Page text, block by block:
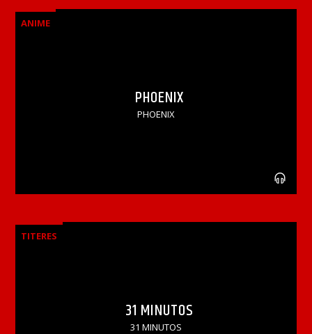
ANIME
PHOENIX
PHOENIX
TITERES
31 MINUTOS
31 MINUTOS